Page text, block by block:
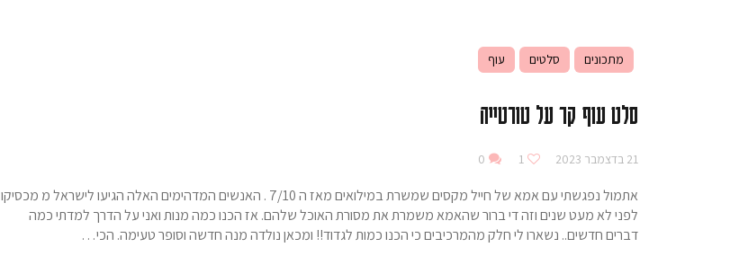
מתכונים סלטים עוף
סלט עוף קר על טורטייה
21 בדצמבר 2023 1
0
אתמול נפגשתי עם אמא של חייל מקסים שמשרת במילואים מאז ה 7/10 . האנשים המדהימים האלה הגיעו לישראל מ מכסיקו
לפני לא מעט שנים וזה די ברור שהאמא משמרת את מסורת האוכל שלהם. אז הכנו כמה מנות ואני על הדרך למדתי כמה
דברים חדשים.. נשארו לי חלק מהמרכיבים כי הכנו כמות לגדוד!! ומכאן נולדה מנה חדשה וסופר טעימה. הכי…